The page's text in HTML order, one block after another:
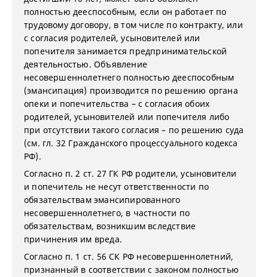
полностью дееспособным, если он работает по
трудовому договору, в том числе по контракту, или
с согласия родителей, усыновителей или
попечителя занимается предпринимательской
деятельностью. Объявление
несовершеннолетнего полностью дееспособным
(эмансипация) производится по решению органа
опеки и попечительства – с согласия обоих
родителей, усыновителей или попечителя либо
при отсутствии такого согласия – по решению суда
(см. гл. 32 Гражданского процессуального кодекса
РФ).
Согласно п. 2 ст. 27 ГК РФ родители, усыновители
и попечитель не несут ответственности по
обязательствам эмансипированного
несовершеннолетнего, в частности по
обязательствам, возникшим вследствие
причинения им вреда.
Согласно п. 1 ст. 56 СК РФ несовершеннолетний,
признанный в соответствии с законом полностью